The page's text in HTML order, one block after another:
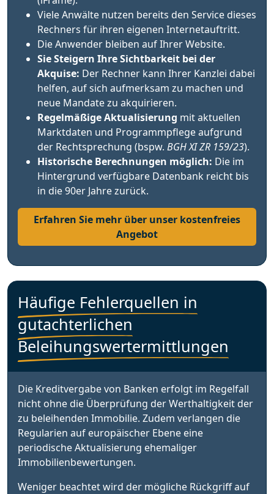
Viele Anwälte nutzen bereits den Service dieses
Rechners für ihren eigenen Internetauftritt.
Die Anwender bleiben auf Ihrer Website.
Sie Steigern Ihre Sichtbarkeit bei der
Akquise: Der Rechner kann Ihrer Kanzlei dabei
helfen, auf sich aufmerksam zu machen und
neue Mandate zu akquirieren.
Regelmäßige Aktualisierung mit aktuellen
Marktdaten und Programmpflege aufgrund
der Rechtsprechung (bspw. BGH XI ZR 159/23).
Historische Berechnungen möglich: Die im
Hintergrund verfügbare Datenbank reicht bis
in die 90er Jahre zurück.
Erfahren Sie mehr über unser kostenfreies
Angebot
Häufige Fehlerquellen in
gutachterlichen
Beleihungswertermittlungen
Die Kreditvergabe von Banken erfolgt im Regelfall
nicht ohne die Überprüfung der Werthaltigkeit der
zu beleihenden Immobilie. Zudem verlangen die
Regularien auf europäischer Ebene eine
periodische Aktualisierung ehemaliger
Immobilienbewertungen.
Weniger beachtet wird der mögliche Rückgriff auf